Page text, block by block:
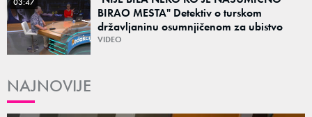
BIRAO MESTA" Detektiv o turskom
državljaninu osumnjičenom za ubistvo
Ruskinje (28): "Mogao je da se predstavi
VIDEO
NAJNOVIJE